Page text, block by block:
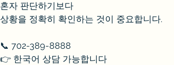
혼자 판단하기보다
상황을 정확히 확인하는 것이 중요합니다.
📞 702-389-8888
👉 한국어 상담 가능합니다